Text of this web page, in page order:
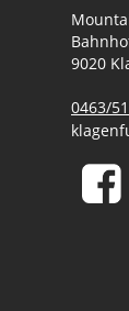
9020
0463/